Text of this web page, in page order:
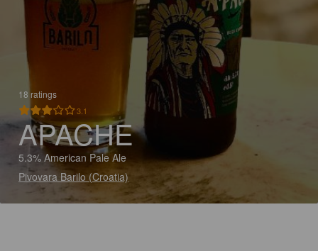
18 ratings
3.1
APACHE
5.3% American Pale Ale
Pivovara Barilo (Croatia)